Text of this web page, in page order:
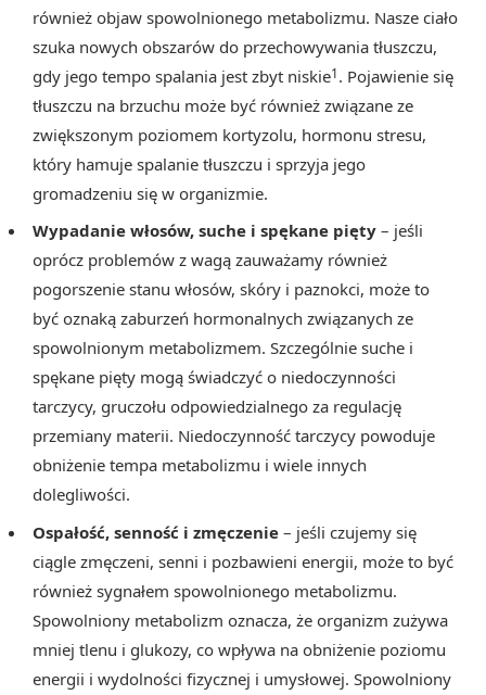
również objaw spowolnionego metabolizmu. Nasze ciało
szuka nowych obszarów do przechowywania tłuszczu,
gdy jego tempo spalania jest zbyt niskie1. Pojawienie się
tłuszczu na brzuchu może być również związane ze
zwiększonym poziomem kortyzolu, hormonu stresu,
który hamuje spalanie tłuszczu i sprzyja jego
gromadzeniu się w organizmie.
Wypadanie włosów, suche i spękane pięty – jeśli
oprócz problemów z wagą zauważamy również
pogorszenie stanu włosów, skóry i paznokci, może to
być oznaką zaburzeń hormonalnych związanych ze
spowolnionym metabolizmem. Szczególnie suche i
spękane pięty mogą świadczyć o niedoczynności
tarczycy, gruczołu odpowiedzialnego za regulację
przemiany materii. Niedoczynność tarczycy powoduje
obniżenie tempa metabolizmu i wiele innych
dolegliwości.
Ospałość, senność i zmęczenie – jeśli czujemy się
ciągle zmęczeni, senni i pozbawieni energii, może to być
również sygnałem spowolnionego metabolizmu.
Spowolniony metabolizm oznacza, że organizm zużywa
mniej tlenu i glukozy, co wpływa na obniżenie poziomu
energii i wydolności fizycznej i umysłowej. Spowolniony